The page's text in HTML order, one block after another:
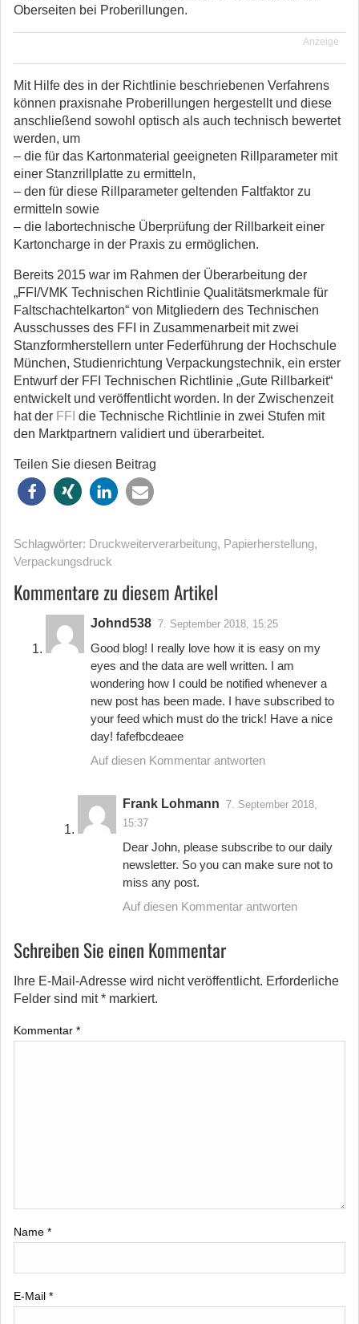
Oberseiten bei Proberillungen.
Anzeige
Mit Hilfe des in der Richtlinie beschriebenen Verfahrens
können praxisnahe Proberillungen hergestellt und diese
anschließend sowohl optisch als auch technisch bewertet
werden, um
– die für das Kartonmaterial geeigneten Rillparameter mit
einer Stanzrillplatte zu ermitteln,
– den für diese Rillparameter geltenden Faltfaktor zu
ermitteln sowie
– die labortechnische Überprüfung der Rillbarkeit einer
Kartoncharge in der Praxis zu ermöglichen.
Bereits 2015 war im Rahmen der Überarbeitung der
„FFI/VMK Technischen Richtlinie Qualitätsmerkmale für
Faltschachtelkarton“ von Mitgliedern des Technischen
Ausschusses des FFI in Zusammenarbeit mit zwei
Stanzformherstellern unter Federführung der Hochschule
München, Studienrichtung Verpackungstechnik, ein erster
Entwurf der FFI Technischen Richtlinie „Gute Rillbarkeit“
entwickelt und veröffentlicht worden. In der Zwischenzeit
hat der FFI die Technische Richtlinie in zwei Stufen mit
den Marktpartnern validiert und überarbeitet.
Teilen Sie diesen Beitrag
Schlagwörter: Druckweiterverarbeitung, Papierherstellung,
Verpackungsdruck
Kommentare zu diesem Artikel
Johnd538 7. September 2018, 15:25
Good blog! I really love how it is easy on my
eyes and the data are well written. I am
wondering how I could be notified whenever a
new post has been made. I have subscribed to
your feed which must do the trick! Have a nice
day! fafefbcdeaee
Auf diesen Kommentar antworten
Frank Lohmann 7. September 2018,
15:37
Dear John, please subscribe to our daily
newsletter. So you can make sure not to
miss any post.
Auf diesen Kommentar antworten
Schreiben Sie einen Kommentar
Ihre E-Mail-Adresse wird nicht veröffentlicht. Erforderliche
Felder sind mit* markiert.
Kommentar *
Name *
E-Mail *